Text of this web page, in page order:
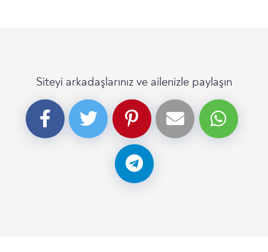
Siteyi arkadaşlarınız ve ailenizle paylaşın